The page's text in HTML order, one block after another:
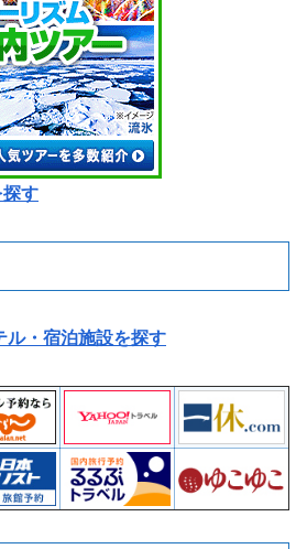
探す
ル・宿泊施設を探す